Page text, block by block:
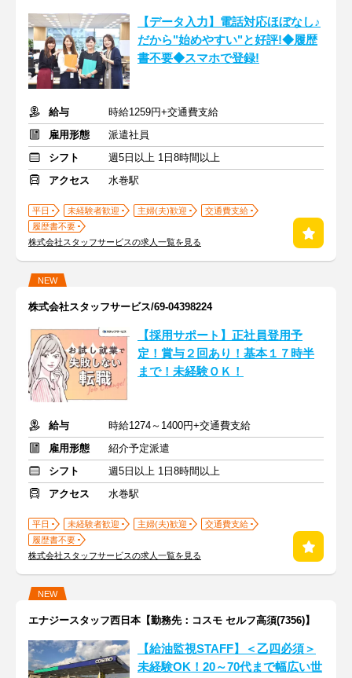
【データ入力】電話対応ほぼなし♪
だから"始めやすい"と好評!◆履歴
書不要◆スマホで登録!
給与
時給1259円+交通費支給
雇用形態
派遣社員
シフト
週5日以上 1日8時間以上
アクセス
水巻駅
平日 未経験者歓迎 主婦(夫)歓迎
交通費支給
履歴書不要
株式会社スタッフサービスの求人一覧を見る
NEW
株式会社スタッフサービス/69-04398224
【採用サポート】正社員登用予
定！賞与２回あり！基本１７時半
まで！未経験ＯＫ！
給与
時給1274～1400円+交通費支給
雇用形態
紹介予定派遣
シフト
週5日以上 1日8時間以上
アクセス
水巻駅
平日 未経験者歓迎 主婦(夫)歓迎
交通費支給
履歴書不要
株式会社スタッフサービスの求人一覧を見る
NEW
エナジースタッフ西日本【勤務先：コスモ セルフ高須(7356)】
【給油監視STAFF】＜乙四必須＞
未経験OK！20～70代まで幅広い世